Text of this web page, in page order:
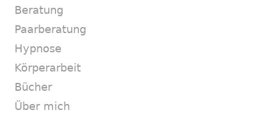
Beratung
Paarberatung
Hypnose
Körperarbeit
Bücher
Über mich